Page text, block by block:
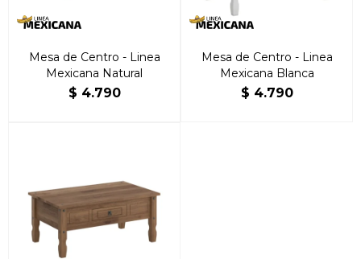
Mesa de Centro - Linea
Mexicana Natural
$ 4.790
Mesa de Centro - Linea
Mexicana Blanca
$ 4.790